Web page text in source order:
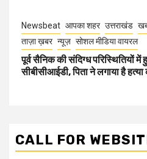
Newsbeat आपका शहर उत्तराखंड
ताज़ा ख़बर न्यूज़ सोशल मीडिया वायरल
पूर्व सैनिक की संदिग्ध परिस्थितियों में
सीबीसीआईडी, पिता ने लगाया है
CALL FOR